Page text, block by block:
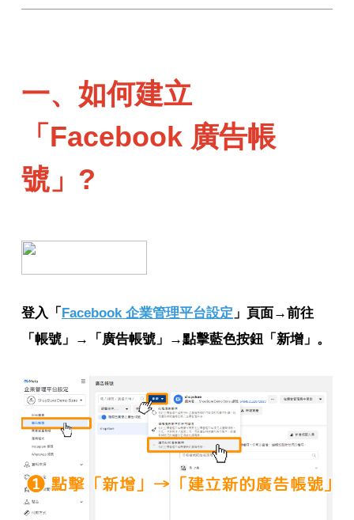
一、如何建立
「Facebook 廣告帳
號」?
登入「Facebook 企業管理平台設定 」頁面→前往
「帳號」→「廣告帳號」→點擊藍色按鈕「新增」。